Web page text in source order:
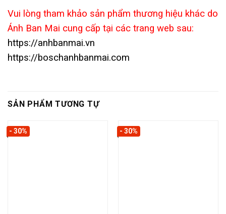
Vui lòng tham khảo sản phẩm thương hiệu khác do
Ánh Ban Mai cung cấp tại các trang web sau:
https://anhbanmai.vn
https://boschanhbanmai.com
SẢN PHẨM TƯƠNG TỰ
- 30% - 30%